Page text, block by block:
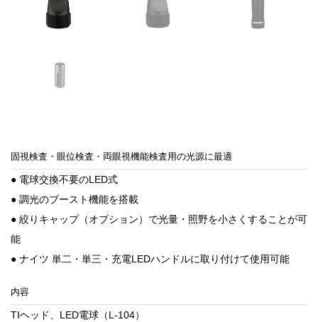
固視検査・眼位検査・両眼視機能検査用の光源に最適
● 電球交換不要のLED式
● 調光のブースト機能を搭載
● 絞りキャップ（オプション）で光量・照野を小さくすることが可
能
● ナイツ 単二・単三・充電LEDハンドルに取り付けて使用可能
内容
TIヘッド、LED電球（L-104）